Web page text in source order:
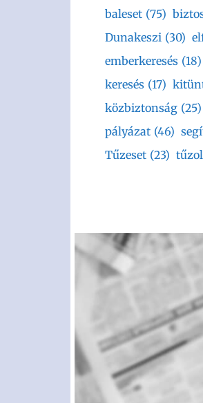
baleset (75)
Dunakeszi (30)
emberkeresés (18)
keresés (17)
közbiztonság (25)
pályázat (46)
Tűzeset (23)